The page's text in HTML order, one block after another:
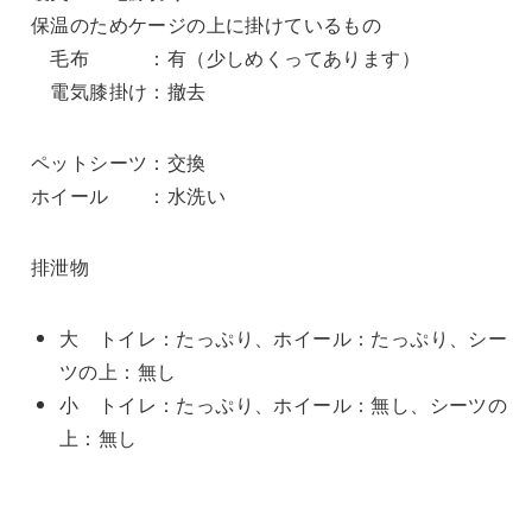
保温のためケージの上に掛けているもの
毛布 ：有（少しめくってあります）
電気膝掛け：撤去
ペットシーツ：交換
ホイール ：水洗い
排泄物
大 トイレ：たっぷり、ホイール：たっぷり、シー
ツの上：無し
小 トイレ：たっぷり、ホイール：無し、シーツの
上：無し